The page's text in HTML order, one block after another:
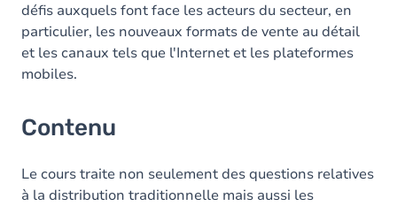
défis auxquels font face les acteurs du secteur, en
particulier, les nouveaux formats de vente au détail
et les canaux tels que l'Internet et les plateformes
mobiles.
Contenu
Le cours traite non seulement des questions relatives
à la distribution traditionnelle mais aussi les